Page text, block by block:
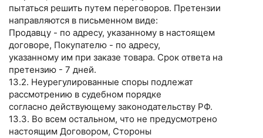
пытаться решить путем переговоров. Претензии
направляются в письменном виде:
Продавцу - по адресу, указанному в настоящем
договоре, Покупателю - по адресу,
указанному им при заказе товара. Срок ответа на
претензию - 7 дней.
13.2. Неурегулированные споры подлежат
рассмотрению в судебном порядке
согласно действующему законодательству РФ.
13.3. Во всем остальном, что не предусмотрено
настоящим Договором, Стороны